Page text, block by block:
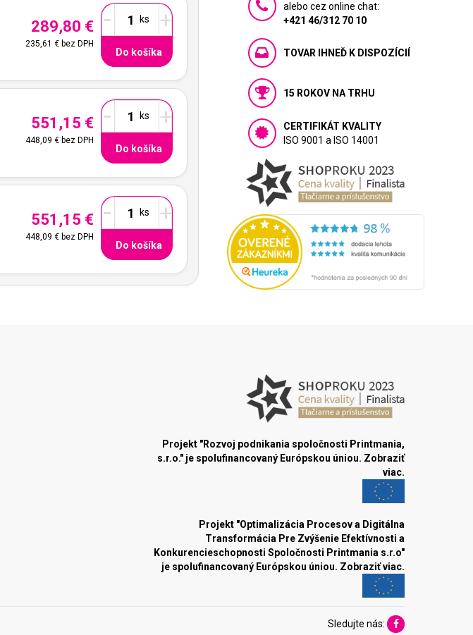
289,80 €
235,61 €bez DPH
- +
Do košíka
551,15 €
448,09 €bez DPH
- +
Do košíka
551,15 €
448,09 €bez DPH
- +
Do košíka
alebo cez online chat:
+421 46/312 70 10
TOVAR IHNEĎ K DISPOZÍCIÍ
15 ROKOV NA TRHU
CERTIFIKÁT KVALITY
ISO 9001 a ISO 14001
Projekt "Rozvoj podnikania spoločnosti Printmania,
s.r.o." je spolufinancovaný Európskou úniou. Zobraziť
viac.
Projekt "Optimalizácia Procesov a Digitálna
Transformácia Pre Zvýšenie Efektívnosti a
Konkurencieschopnosti Spoločnosti Printmania s.r.o"
je spolufinancovaný Európskou úniou. Zobraziť viac.
Sledujte nás: